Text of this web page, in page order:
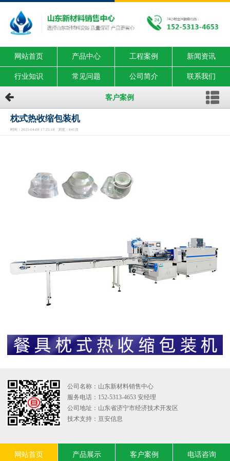
网站首页 产品中心 工程案例 新闻资讯
行业知识 常见问题 公司简介 联系我们
客户案例
枕式热收缩包装机
时间：2025-04-08 17:25:18 浏览：841次
公司名称：山东新材料销售中心
服务电话：152-5313-4653 安经理
公司地址：山东省济宁市经济技术开发区
技术支持： 亘安信息
网站首页 产品展示 客户案例 电话咨询